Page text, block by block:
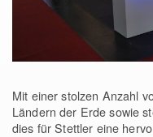
Mit einer stolzen Anzahl
Ländern der Erde sowie
dies für Stettler eine